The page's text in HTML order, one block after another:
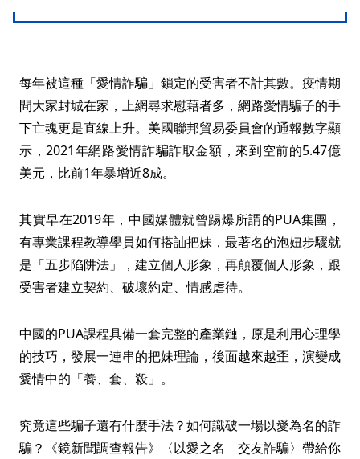
每年被這種「愛情詐騙」鎖定的受害者不計其數。疫情期
間大家封城在家，上網尋求慰藉者多，網路愛情騙子的手
下亡魂更是直線上升。美國聯邦貿易委員會的通報數字顯
示，2021年網路愛情詐騙詐取金額，來到空前的5.47億
美元，比前1年暴增近8成。
其實早在2019年，中國媒體就曾踢爆所謂的PUA集團，
有專業課程教導學員如何搭訕把妹，最著名的泡妞步驟就
是「五步陷阱法」，建立個人形象，再顛覆個人形象，跟
受害者建立契約、破壞約定、情感虐待。
中國的PUA課程具備一套完整的產業鏈，原是利用心理學
的技巧，發展一連串的把妹理論，後面越來越歪，演變成
愛情中的「養、套、殺」。
究竟這些騙子還有什麼手法？如何識破一場以愛為名的詐
騙？《鏡新聞調查報告》〈以愛之名 交友詐騙〉帶給你